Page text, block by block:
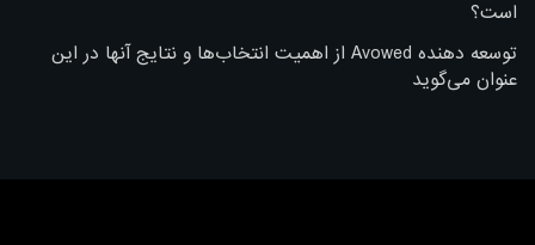
است؟
توسعه دهنده Avowed از اهمیت انتخاب‌ها و نتایج آنها در این
عنوان می‌گوید